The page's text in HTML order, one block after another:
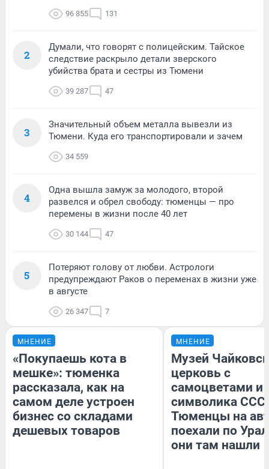
96 855 131
2
Думали, что говорят с полицейским. Тайское
следствие раскрыло детали зверского
убийства брата и сестры из Тюмени
39 287 47
3
Значительный объем металла вывезли из
Тюмени. Куда его транспортировали и зачем
34 559
4
Одна вышла замуж за молодого, второй
развелся и обрел свободу: тюменцы — про
перемены в жизни после 40 лет
30 144 47
5
Потеряют голову от любви. Астрологи
предупреждают Раков о переменах в жизни уже
в августе
26 347 7
МНЕНИЕ
«Покупаешь кота в
мешке»: тюменка
рассказала, как на
самом деле устроен
бизнес со складами
дешевых товаров
МНЕНИЕ
Музей
церковь с
самоцветами и
символика
Тюменцы на
поехали по
они там нашли